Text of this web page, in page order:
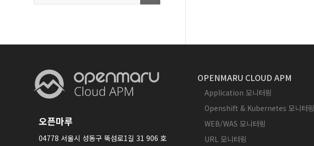
오픈마루
04778 서울시 성동구 뚝섬로1길 31 906 호
OPENMARU CLOUD APM
Application 모니터링
Openshift & Kubernetes 모니터링
WEB/WAS 모니터링
URL 모니터링